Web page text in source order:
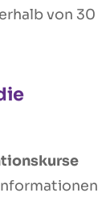
von 30